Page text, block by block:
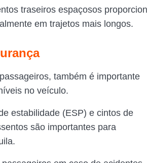
traseiros espaçosos
em trajetos mais longos.
também é importante
no veículo.
estabilidade (ESP) e cintos de
são importantes para